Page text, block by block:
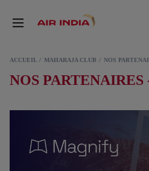
ACCUEIL MAHARAJA CLUB NOS
NOS